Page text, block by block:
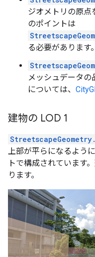
ジオメトリの原点
のポイントは
る必要があります。
メッシュデータの
については、
建物の LOD 1
上部が平らになるよう
トで構成されています
ります。